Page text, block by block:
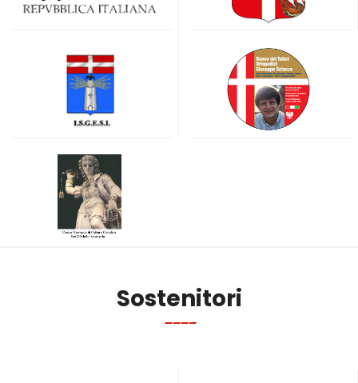
Sostenitori